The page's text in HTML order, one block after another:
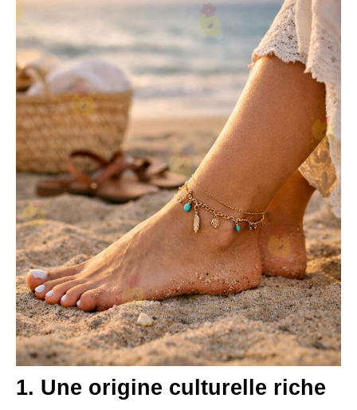
1. Une origine culturelle riche